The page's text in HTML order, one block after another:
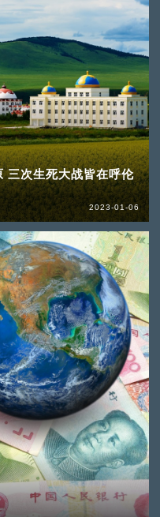
三次生死大战皆在呼伦
2023-01-06